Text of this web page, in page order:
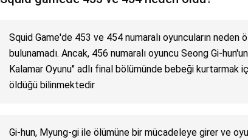
Squid Game'de 453 ve 454 numaralı oyuncuların neden
bulunamadı. Ancak, 456 numaralı oyuncu Seong Gi-
Kalamar Oyunu" adlı final bölümünde bebeği kurtarmak
öldüğü bilinmektedir
Gi-hun, Myung-gi ile ölümüne bir mücadeleye girer ve